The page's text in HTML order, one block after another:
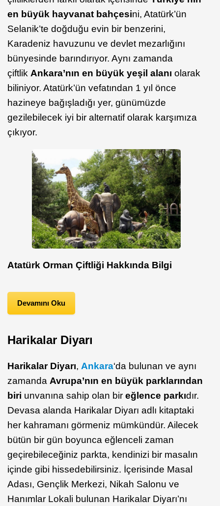
en büyük hayvanat bahçesini, Atatürk’ün
Selanik’te doğduğu evin bir benzerini,
Karadeniz havuzunu ve devlet mezarlığını
bünyesinde barındırıyor. Aynı zamanda
çiftlik Ankara’nın en büyük yeşil alanı olarak
biliniyor. Atatürk’ün vefatından 1 yıl önce
hazineye bağışladığı yer, günümüzde
gezilebilecek iyi bir alternatif olarak karşımıza
çıkıyor.
Atatürk Orman Çiftliği Hakkında Bilgi
Devamını Oku
Harikalar Diyarı
Harikalar Diyarı, Ankara‘da bulunan ve aynı
zamanda Avrupa’nın en büyük parklarından
biri unvanına sahip olan bir eğlence parkıdır.
Devasa alanda Harikalar Diyarı adlı kitaptaki
her kahramanı görmeniz mümkündür. Ailecek
bütün bir gün boyunca eğlenceli zaman
geçirebileceğiniz parkta, kendinizi bir masalın
içinde gibi hissedebilirsiniz. İçerisinde Masal
Adası, Gençlik Merkezi, Nikah Salonu ve
Hanımlar Lokali bulunan Harikalar Diyarı’nı